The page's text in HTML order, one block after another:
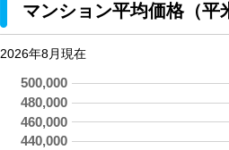
マンション平均価格（平
2026年8月現在
440,000
460,000
480,000
500,000